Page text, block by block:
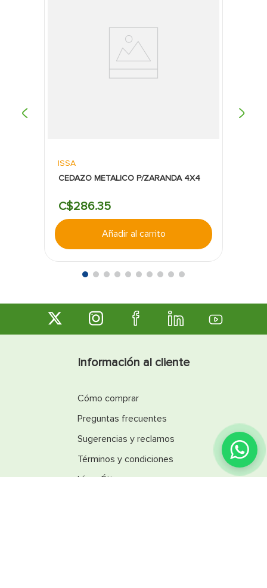
¿Encontraste lo que
ISSA
CEDAZO METALICO P/ZARANDA 4X4
C$286.35
Añadir al carrito
Información al cliente
Cómo comprar
Preguntas frecuentes
Sugerencias y reclamos
Términos y condiciones
Línea Ética